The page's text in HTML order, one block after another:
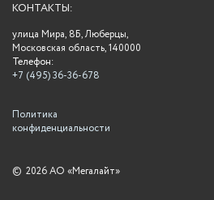
КОНТАКТЫ:
улица Мира, 8Б, Люберцы,
Московская область, 140000
Телефон:
+7 (495) 36-36-678
Политика
конфиденциальности
© 2026 АО «Мегалайт»